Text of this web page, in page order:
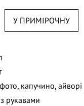
У ПРИМІРОЧНУ
капучино, айворі
рукавами